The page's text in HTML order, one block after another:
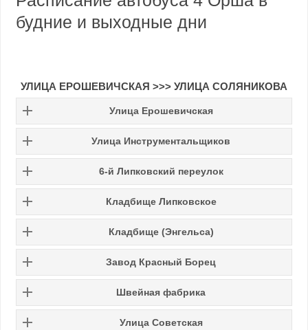
будние и выходные дни
УЛИЦА ЕРОШЕВИЧСКАЯ >>> УЛИЦА СОЛЯНИКОВА
Улица Ерошевичская
Улица Инструментальщиков
6-й Липковский переулок
Кладбище Липковское
Кладбище (Энгельса)
Завод Красный Борец
Швейная фабрика
Улица Советская